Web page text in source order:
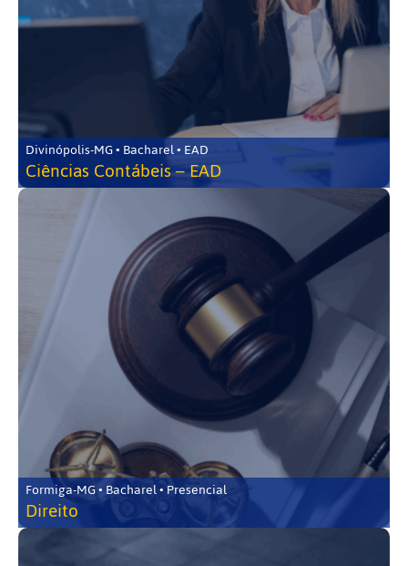
Divinópolis-MG • Bacharel • EAD
Ciências Contábeis – EAD
Formiga-MG • Bacharel • Presencial
Direito